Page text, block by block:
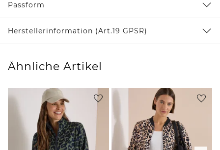
Passform
Herstellerinformation (Art.19 GPSR)
Ähnliche Artikel